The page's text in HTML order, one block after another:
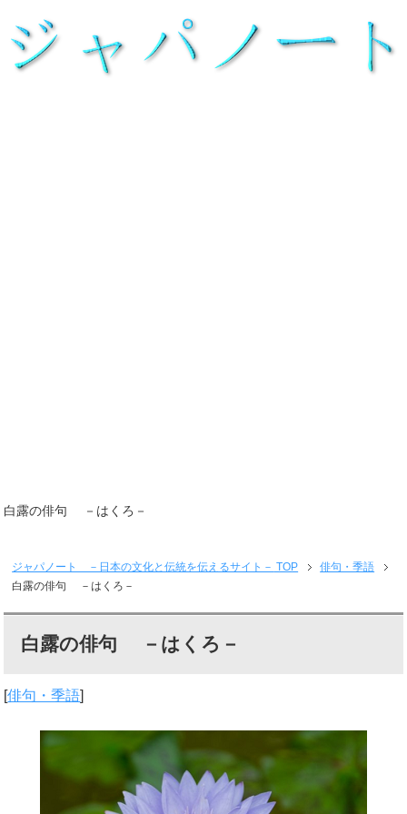
白露の俳句 －はくろ－
ジャパノート －日本の文化と伝統を伝えるサイト－ TOP
俳句・季語
白露の俳句 －はくろ－
白露の俳句 －はくろ－
[俳句・季語]